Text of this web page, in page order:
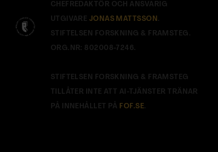
CHEFREDAKTÖR OCH ANSVARIG
UTGIVARE JONAS MATTSSON.
STIFTELSEN FORSKNING & FRAMSTEG.
ORG.NR: 802008-7246.
STIFTELSEN FORSKNING & FRAMSTEG
TILLÅTER INTE ATT AI-TJÄNSTER TRÄNAR
PÅ INNEHÅLLET PÅ FOF.SE.